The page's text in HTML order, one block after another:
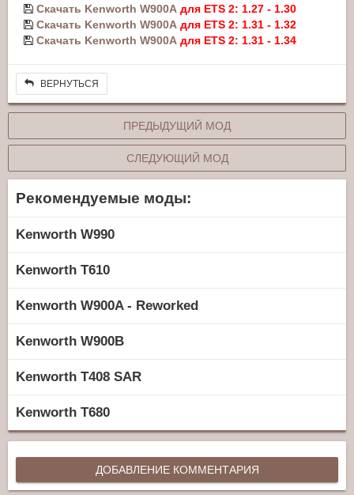
Скачать Kenworth W900A для ETS 2: 1.27 - 1.30
Скачать Kenworth W900A для ETS 2: 1.31 - 1.32
Скачать Kenworth W900A для ETS 2: 1.31 - 1.34
ВЕРНУТЬСЯ
ПРЕДЫДУЩИЙ МОД
СЛЕДУЮЩИЙ МОД
Рекомендуемые моды:
Kenworth W990
Kenworth T610
Kenworth W900A - Reworked
Kenworth W900B
Kenworth T408 SAR
Kenworth T680
ДОБАВЛЕНИЕ КОММЕНТАРИЯ